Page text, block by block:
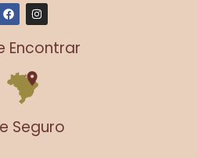
F
a
c
e
b
o
k
I
n
s
a
r
a
Encontrar
Seguro